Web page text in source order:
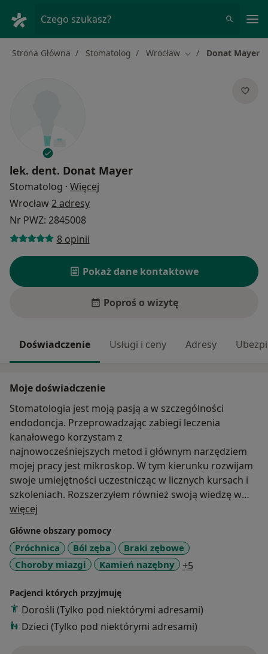
Czego szukasz?
Strona Główna Stomatolog Wrocław Zmień miasto
Donat Mayer
lek. dent. Donat Mayer
Stomatolog · Więcej
Wrocław2 adresy
Nr PWZ: 2845008
8 opinii
Pokaż dane kontaktowe
Poproś o wizytę
Doświadczenie Usługi i ceny Adresy
Moje doświadczenie
Stomatologia jest moją pasją a w szczególności
endodoncja. Przeprowadzając zabiegi leczenia
kanałowego korzystam z
najnowocześniejszych metod i głównym narzędziem
mojej pracy jest mikroskop. W tym kierunku rozwijam
swoje umiejętności uczestnicząc w licznych kursach i
szkoleniach. Rozszerzyłem również swoją wiedzę w
dziedzinie medycyny estetycznej. Posiadam także
ukończone kursy w zakresie stomatologii estetycznej.
więcej
Główne obszary pomocy
Próchnica Ból zęba
Braki zębowe
Choroby miazgi
Kamień nazębny +5
Pacjenci których przyjmuję
Dorośli (Tylko pod niektórymi adresami)
Dzieci (Tylko pod niektórymi adresami)